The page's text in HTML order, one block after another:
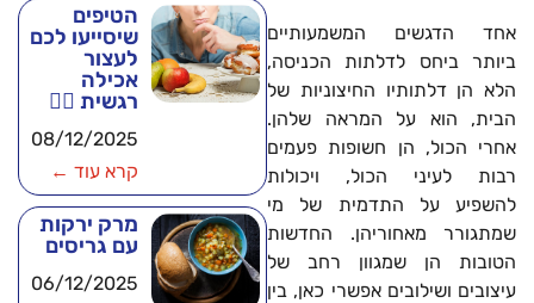
אחד הדגשים המשמעותיים
ביותר ביחס לדלתות הכניסה,
הלא הן דלתותיו החיצוניות של
הבית, הוא על המראה שלהן.
אחרי הכול, הן חשופות פעמים
רבות לעיני הכול, ויכולות
להשפיע על התדמית של מי
שמתגורר מאחוריהן. החדשות
הטובות הן שמגוון רחב של
עיצובים ושילובים אפשרי כאן, בין
הטיפים
שיסייעו לכם
לעצור
אכילה
רגשית 🧘‍♂️
08/12/2025
קרא עוד ←
מרק ירקות
עם גריסים
06/12/2025